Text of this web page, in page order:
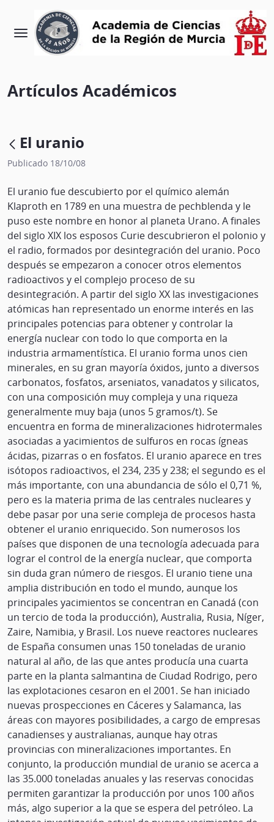
Artículos Académicos
El uranio
Publicado 18/10/08
El uranio fue descubierto por el químico alemán
Klaproth en 1789 en una muestra de pechblenda y le
puso este nombre en honor al planeta Urano. A finales
del siglo XIX los esposos Curie descubrieron el polonio y
el radio, formados por desintegración del uranio. Poco
después se empezaron a conocer otros elementos
radioactivos y el complejo proceso de su
desintegración. A partir del siglo XX las investigaciones
atómicas han representado un enorme interés en las
principales potencias para obtener y controlar la
energía nuclear con todo lo que comporta en la
industria armamentística. El uranio forma unos cien
minerales, en su gran mayoría óxidos, junto a diversos
carbonatos, fosfatos, arseniatos, vanadatos y silicatos,
con una composición muy compleja y una riqueza
generalmente muy baja (unos 5 gramos/t). Se
encuentra en forma de mineralizaciones hidrotermales
asociadas a yacimientos de sulfuros en rocas ígneas
ácidas, pizarras o en fosfatos. El uranio aparece en tres
isótopos radioactivos, el 234, 235 y 238; el segundo es el
más importante, con una abundancia de sólo el 0,71 %,
pero es la materia prima de las centrales nucleares y
debe pasar por una serie compleja de procesos hasta
obtener el uranio enriquecido. Son numerosos los
países que disponen de una tecnología adecuada para
lograr el control de la energía nuclear, que comporta
sin duda gran número de riesgos. El uranio tiene una
amplia distribución en todo el mundo, aunque los
principales yacimientos se concentran en Canadá (con
un tercio de toda la producción), Australia, Rusia, Níger,
Zaire, Namibia, y Brasil. Los nueve reactores nucleares
de España consumen unas 150 toneladas de uranio
natural al año, de las que antes producía una cuarta
parte en la planta salmantina de Ciudad Rodrigo, pero
las explotaciones cesaron en el 2001. Se han iniciado
nuevas prospecciones en Cáceres y Salamanca, las
áreas con mayores posibilidades, a cargo de empresas
canadienses y australianas, aunque hay otras
provincias con mineralizaciones importantes. En
conjunto, la producción mundial de uranio se acerca a
las 35.000 toneladas anuales y las reservas conocidas
permiten garantizar la producción por unos 100 años
más, algo superior a la que se espera del petróleo. La